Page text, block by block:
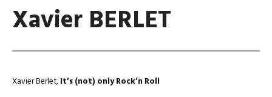
Xavier BERLET
Xavier Berlet,It’s (not) only Rock’n Roll